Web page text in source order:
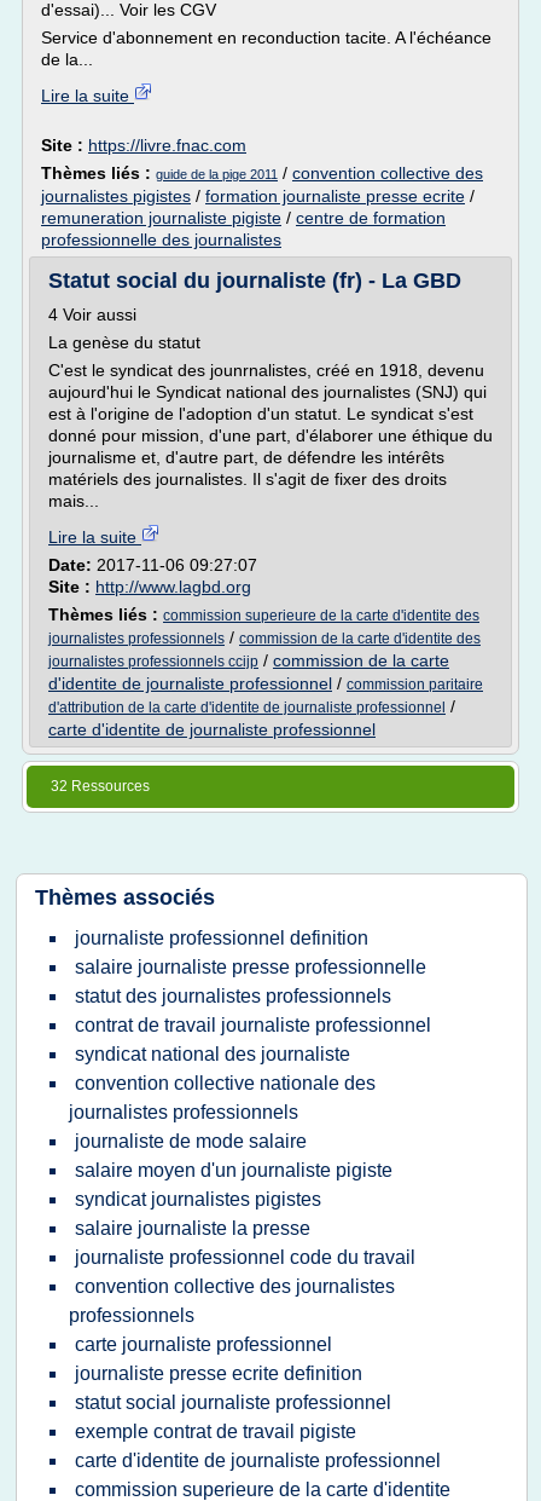
d'essai)... Voir les CGV
Service d'abonnement en reconduction tacite. A l'échéance
de la...
Lire la suite
Site : https://livre.fnac.com
Thèmes liés : guide de la pige 2011 / convention collective des
journalistes pigistes / formation journaliste presse ecrite /
remuneration journaliste pigiste / centre de formation
professionnelle des journalistes
Statut social du journaliste (fr) - La GBD
4 Voir aussi
La genèse du statut
C'est le syndicat des jounrnalistes, créé en 1918, devenu
aujourd'hui le Syndicat national des journalistes (SNJ) qui
est à l'origine de l'adoption d'un statut. Le syndicat s'est
donné pour mission, d'une part, d'élaborer une éthique du
journalisme et, d'autre part, de défendre les intérêts
matériels des journalistes. Il s'agit de fixer des droits
mais...
Lire la suite
Date: 2017-11-06 09:27:07
Site : http://www.lagbd.org
Thèmes liés : commission superieure de la carte d'identite des
journalistes professionnels / commission de la carte d'identite des
journalistes professionnels ccijp / commission de la carte
d'identite de journaliste professionnel / commission paritaire
d'attribution de la carte d'identite de journaliste professionnel /
carte d'identite de journaliste professionnel
32 Ressources
Thèmes associés
journaliste professionnel definition
salaire journaliste presse professionnelle
statut des journalistes professionnels
contrat de travail journaliste professionnel
syndicat national des journaliste
convention collective nationale des
journalistes professionnels
journaliste de mode salaire
salaire moyen d'un journaliste pigiste
syndicat journalistes pigistes
salaire journaliste la presse
journaliste professionnel code du travail
convention collective des journalistes
professionnels
carte journaliste professionnel
journaliste presse ecrite definition
statut social journaliste professionnel
exemple contrat de travail pigiste
carte d'identite de journaliste professionnel
commission superieure de la carte d'identite